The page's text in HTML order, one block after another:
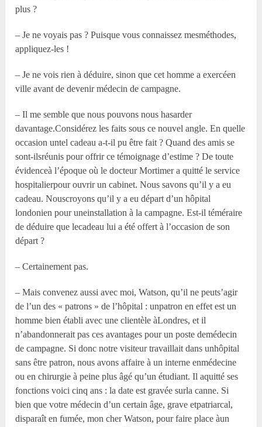
plus ?
– Je ne voyais pas ? Puisque vous connaissez mesméthodes,
appliquez-les !
– Je ne vois rien à déduire, sinon que cet homme a exercéen
ville avant de devenir médecin de campagne.
– Il me semble que nous pouvons nous hasarder
davantage.Considérez les faits sous ce nouvel angle. En quelle
occasion untel cadeau a-t-il pu être fait ? Quand des amis se
sont-ilsréunis pour offrir ce témoignage d’estime ? De toute
évidenceà l’époque où le docteur Mortimer a quitté le service
hospitalierpour ouvrir un cabinet. Nous savons qu’il y a eu
cadeau. Nouscroyons qu’il y a eu départ d’un hôpital
londonien pour uneinstallation à la campagne. Est-il téméraire
de déduire que lecadeau lui a été offert à l’occasion de son
départ ?
– Certainement pas.
– Mais convenez aussi avec moi, Watson, qu’il ne peuts’agir
de l’un des « patrons » de l’hôpital : unpatron en effet est un
homme bien établi avec une clientèle àLondres, et il
n’abandonnerait pas ces avantages pour un poste demédecin
de campagne. Si donc notre visiteur travaillait dans unhôpital
sans être patron, nous avons affaire à un interne enmédecine
ou en chirurgie à peine plus âgé qu’un étudiant. Il aquitté ses
fonctions voici cinq ans : la date est gravée surla canne. Si
bien que votre médecin d’un certain âge, grave etpatriarcal,
disparaît en fumée, mon cher Watson, pour faire place àun